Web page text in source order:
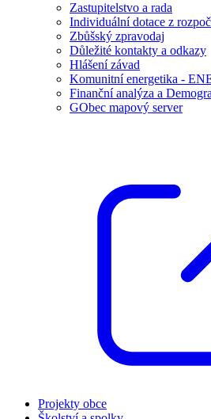
Zastupitelstvo a rada
Individuální dotace z
Zbůšský zpravodaj
Důležité kontakty a odkazy
Hlášení závad
Komunitní energetika -
Finanční analýza a
GObec mapový server
Projekty obce